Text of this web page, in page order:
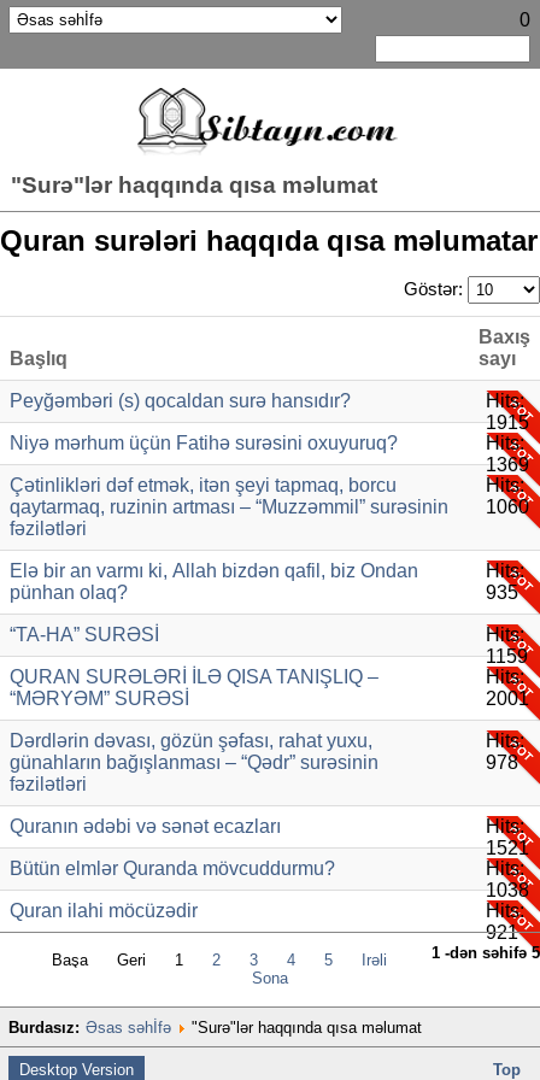
0
"Surə"lər haqqında qısa məlumat
Quran surələri haqqıda qısa məlumatar
Göstər:
Başlıq
Baxış
sayı
Peyğəmbəri (s) qocaldan surə hansıdır?
Hits:
1915
Niyə mərhum üçün Fatihə surəsini oxuyuruq?
Hits:
1369
Çətinlikləri dəf etmək, itən şeyi tapmaq, borcu
qaytarmaq, ruzinin artması – “Muzzəmmil” surəsinin
fəzilətləri
Hits:
1060
Еlә bir аn vаrmı ki, Аllаh bizdәn qаfil, biz Ondаn
pünhаn оlаq?
Hits:
935
“TA-HA” SURƏSİ
Hits:
1159
QURAN SURƏLƏRİ İLƏ QISA TANIŞLIQ –
“MƏRYƏM” SURƏSİ
Hits:
2001
Dərdlərin dəvası, gözün şəfası, rahat yuxu,
günahların bağışlanması – “Qədr” surəsinin
fəzilətləri
Hits:
978
Quranın ədəbi və sənət ecazları
Hits:
1521
Bütün elmlər Quranda mövcuddurmu?
Hits:
1038
Quran ilahi möcüzədir
Hits:
921
1 -dən səhifə 5
Başa Geri 1 2 3 4 5
İrəli
Sona
Burdasız: Əsas səhİfə "Surə"lər haqqında qısa məlumat
Desktop Version Top